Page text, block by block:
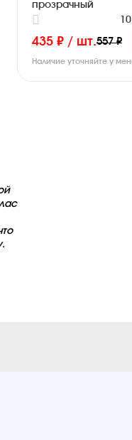
прозрачный
435 ₽ / шт.557 ₽
Наличие уточняйте у